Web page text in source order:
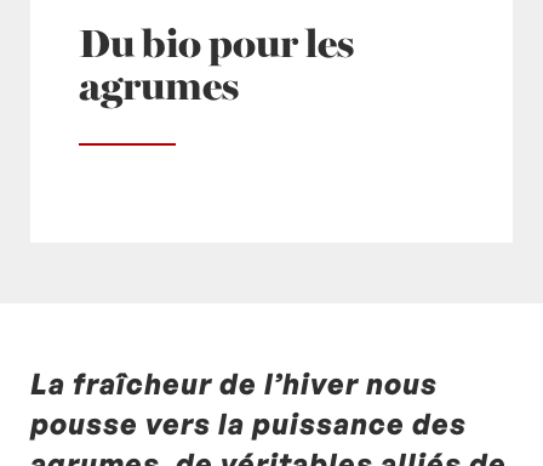
Du bio pour les
agrumes
Posté à 11:30hin- Actualités -,- Radio - by
0 Commentaires
La fraîcheur de l’hiver nous
pousse vers la puissance des